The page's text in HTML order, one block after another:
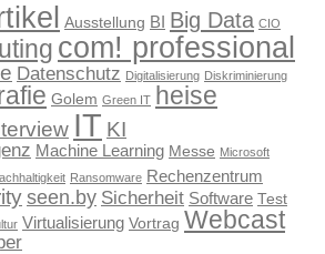
Ausstellung BI Big Data CIO
com! professional
Datenschutz Digitalisierung Diskriminierung
Golem Green IT heise
IT KI
Machine Learning Messe Microsoft
Ransomware Rechenzentrum
seen.by Sicherheit Software Test
Virtualisierung Vortrag Webcast